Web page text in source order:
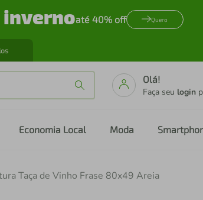
invernoaté 40% off Quero
Olá!
Faça seu login
Economia Local Moda
Taça de Vinho Frase 80x49 Areia